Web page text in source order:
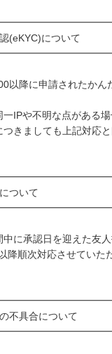
(eKYC)について
以降に申請されたか
IPや不明な点がある
きましても上記対応
ついて
に承認日を迎えた友
降順次対応させていた
不具合について